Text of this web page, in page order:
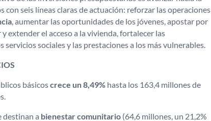
con seis líneas claras de actuación: reforzar las operaciones
, aumentar las oportunidades de los jóvenes, apostar por
extender el acceso a la vivienda, fortalecer las
sociales y las prestaciones a los más vulnerables.
básicoscrece un 8,49% hasta los 163,4 millones de
destinan a bienestar comunitario (64,6 millones, un 21,2%